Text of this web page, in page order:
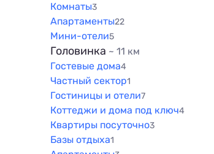
Комнаты3
Апартаменты22
Мини-отели5
Головинка ~ 11 км
Гостевые дома4
Частный сектор1
Гостиницы и отели7
Коттеджи и дома под ключ4
Квартиры посуточно3
Базы отдыха1